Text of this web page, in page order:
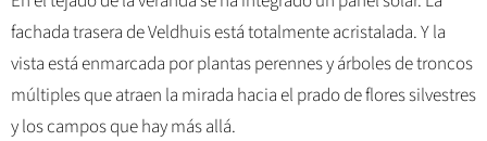
fachada trasera de Veldhuis está totalmente acristalada. Y la
vista está enmarcada por plantas perennes y árboles de troncos
múltiples que atraen la mirada hacia el prado de flores silvestres
y los campos que hay más allá.